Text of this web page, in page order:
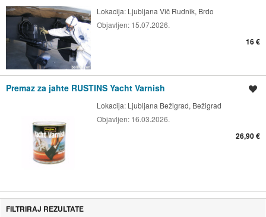
Lokacija: Ljubljana Vič Rudnik, Brdo
Objavljen: 15.07.2026.
16 €
Premaz za jahte RUSTINS Yacht Varnish
Lokacija: Ljubljana Bežigrad, Bežigrad
Objavljen: 16.03.2026.
26,90 €
FILTRIRAJ REZULTATE